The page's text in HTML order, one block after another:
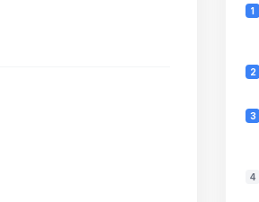
1
2
3
4